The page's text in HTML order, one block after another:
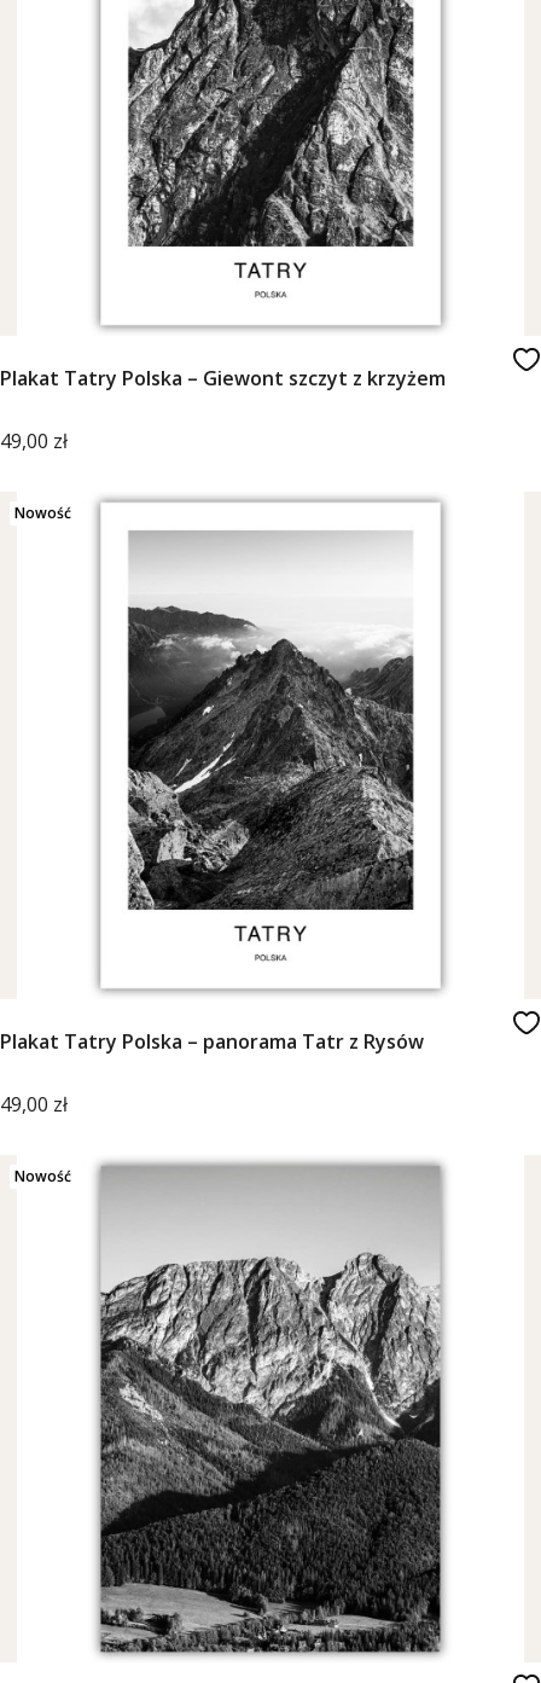
Plakat Tatry Polska – Giewont szczyt z krzyżem
Cena
49,00 zł
Nowość
Plakat Tatry Polska – panorama Tatr z Rysów
Cena
49,00 zł
Nowość